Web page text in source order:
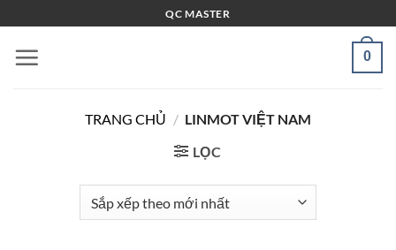
qua
nội
QC MASTER
0
TRANG CHỦ / LINMOT VIỆT NAM
LỌC